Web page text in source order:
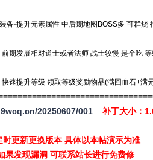
备·提升元素属性 中后期地图BOSS多 可群
期发展相对道士或者法师 战士较慢 是个吃
速提升等级 领取等级奖励物品(满回血石+满
20250607/001 补丁大小
更新更换版本 具体以本帖演示为准
果发现漏洞 可联系站长进行免费修